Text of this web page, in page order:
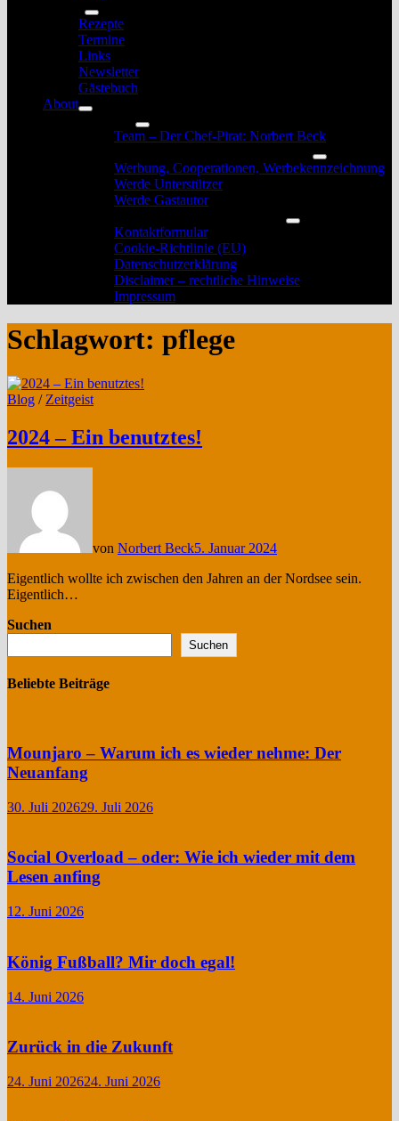
Untermenü
anzeigen
Rezepte
Termine
Links
Newsletter
Gästebuch
About
Untermenü
anzeigen
Untermenü
anzeigen
Team – Der Chef-Pirat: Norbert Beck
Untermenü
anzeigen
Werbung, Cooperationen, Werbekennzeichnung
Werde Unterstützer
Werde Gastautor
Untermenü
Kontaktformular
Cookie-Richtlinie (EU)
Datenschutzerklärung
Disclaimer – rechtliche Hinweise
Impressum
Schlagwort: pflege
Blog / Zeitgeist
2024 – Ein benutztes!
von Norbert Beck5. Januar 2024
Eigentlich wollte ich zwischen den Jahren an der Nordsee sein.
Eigentlich…
Suchen
Suchen
Beliebte Beiträge
Mounjaro – Warum ich es wieder nehme: Der
Neuanfang
30. Juli 202629. Juli 2026
Social Overload – oder: Wie ich wieder mit dem
Lesen anfing
12. Juni 2026
König Fußball? Mir doch egal!
14. Juni 2026
Zurück in die Zukunft
24. Juni 202624. Juni 2026